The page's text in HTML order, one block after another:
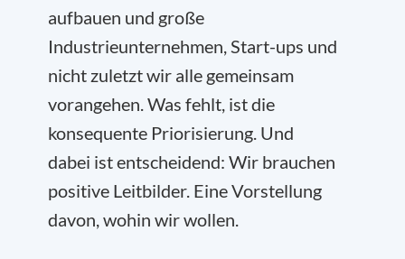
aufbauen und große
Industrieunternehmen, Start-ups und
nicht zuletzt wir alle gemeinsam
vorangehen. Was fehlt, ist die
konsequente Priorisierung. Und
dabei ist entscheidend: Wir brauchen
positive Leitbilder. Eine Vorstellung
davon, wohin wir wollen.